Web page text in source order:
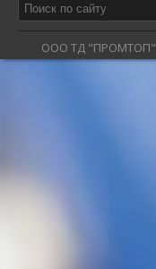
ООО ТД "ПРОМТОП"